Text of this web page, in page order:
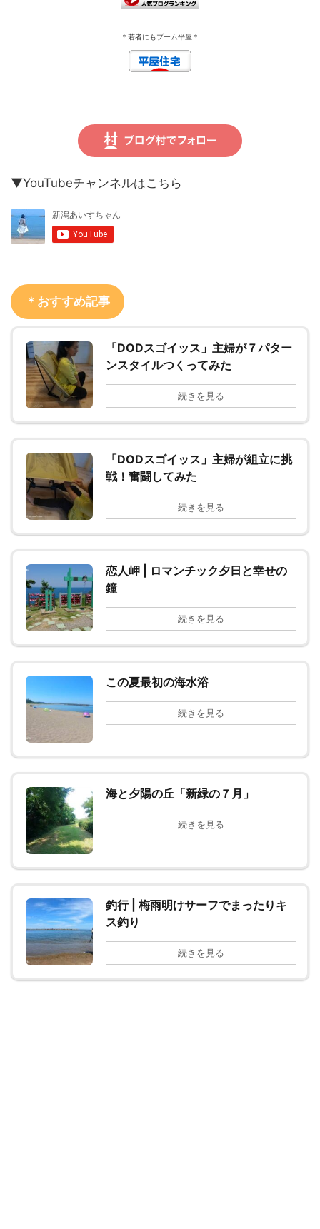
＊若者にもブーム平屋＊
▼YouTubeチャンネルはこちら
＊おすすめ記事
「DODスゴイッス」主婦が７パター
ンスタイルつくってみた
続きを見る
「DODスゴイッス」主婦が組立に挑
戦！奮闘してみた
続きを見る
恋人岬 | ロマンチック夕日と幸せの
鐘
続きを見る
この夏最初の海水浴
続きを見る
海と夕陽の丘「新緑の７月」
続きを見る
釣行 | 梅雨明けサーフでまったりキ
ス釣り
続きを見る